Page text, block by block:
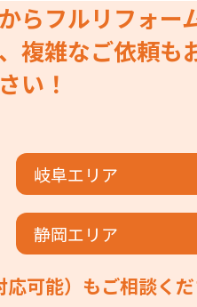
らフルリフォー
複雑なご依頼も
い！
岐阜エリア
静岡エリア
可能）もご相談く